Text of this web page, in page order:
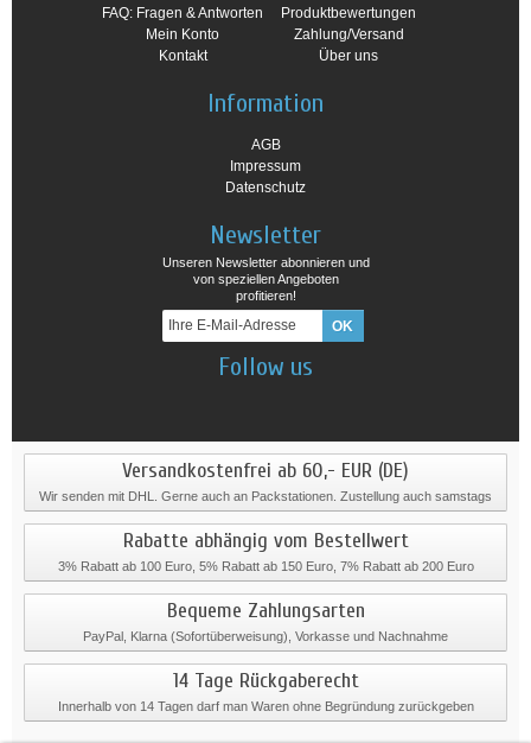
FAQ: Fragen & Antworten
Mein Konto
Kontakt
Produktbewertungen
Zahlung/Versand
Über uns
Information
AGB
Impressum
Datenschutz
Newsletter
Unseren Newsletter abonnieren und
von speziellen Angeboten
profitieren!
Follow us
Versandkostenfrei ab 60,- EUR (DE)
Wir senden mit DHL. Gerne auch an Packstationen. Zustellung auch samstags
Rabatte abhängig vom Bestellwert
3% Rabatt ab 100 Euro, 5% Rabatt ab 150 Euro, 7% Rabatt ab 200 Euro
Bequeme Zahlungsarten
PayPal, Klarna (Sofortüberweisung), Vorkasse und Nachnahme
14 Tage Rückgaberecht
Innerhalb von 14 Tagen darf man Waren ohne Begründung zurückgeben